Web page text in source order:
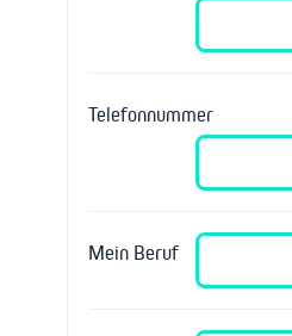
Telefonnummer
Mein Beruf